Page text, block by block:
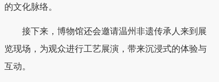
的文化脉络。
接下来，博物馆还会邀请温州非遗传承人来到展
览现场，为观众进行工艺展演，带来沉浸式的体验与
互动。